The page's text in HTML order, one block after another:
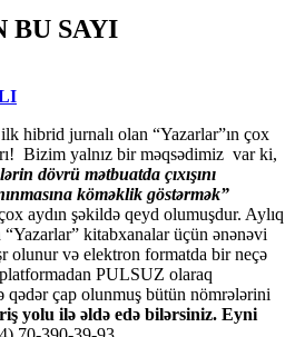
BU SAYI
hibrid jurnalı olan “Yazarlar”ın çox
Bizim yalnız bir məqsədimiz var ki,
dövrü mәtbuatda çıxışını
kömәklik göstәrmәk”
aydın şəkildə qeyd olumuşdur. Aylıq
kitabxanalar üçün ənənəvi
olunur və elektron formatda bir neçə
PULSUZ olaraq
qədər çap olunmuş bütün nömrələrini
yolu ilə əldə edə bilərsiniz. Eyni